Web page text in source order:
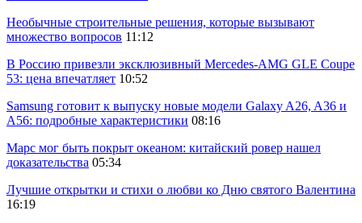
Необычные строительные решения, которые вызывают
множество вопросов 11:12
В Россию привезли эксклюзивный Mercedes-AMG GLE Coupe
53: цена впечатляет 10:52
Samsung готовит к выпуску новые модели Galaxy A26, A36 и
A56: подробные характеристики 08:16
Марс мог быть покрыт океаном: китайский ровер нашел
доказательства 05:34
Лучшие открытки и стихи о любви ко Дню святого Валентина
16:19